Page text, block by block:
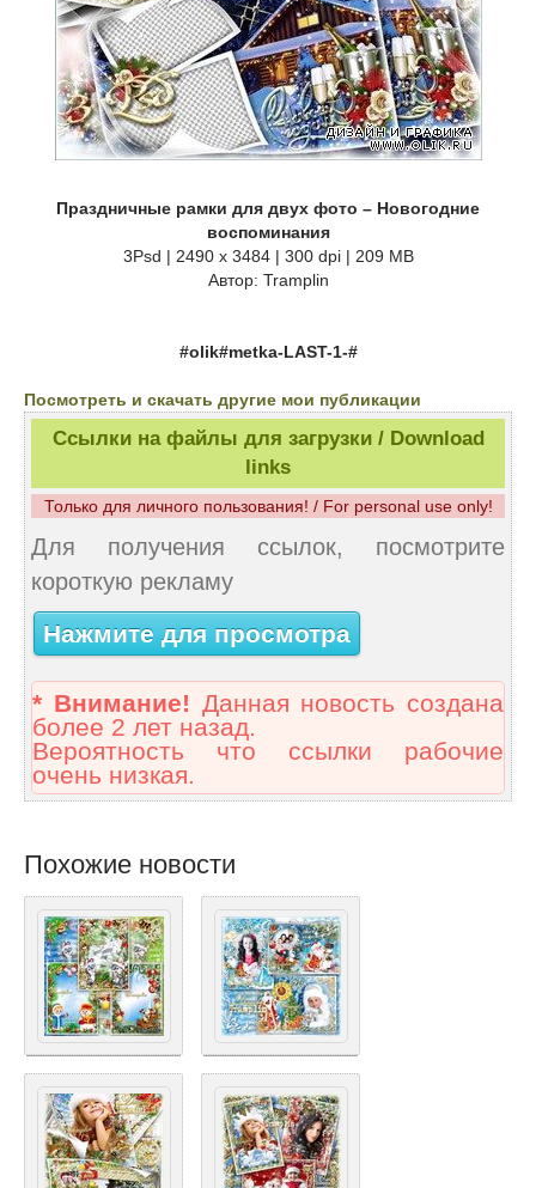
Праздничные рамки для двух фото – Новогодние
воспоминания
3Psd | 2490 x 3484 | 300 dpi | 209 MB
Автор: Tramplin
#olik#metka-LAST-1-#
Посмотреть и скачать другие мои публикации
Ссылки на файлы для загрузки / Download
links
Только для личного пользования! / For personal use only!
Для получения ссылок, посмотрите
короткую рекламу
Нажмите для просмотра
* Внимание! Данная новость создана
более 2 лет назад.
Вероятность что ссылки рабочие
очень низкая.
Похожие новости